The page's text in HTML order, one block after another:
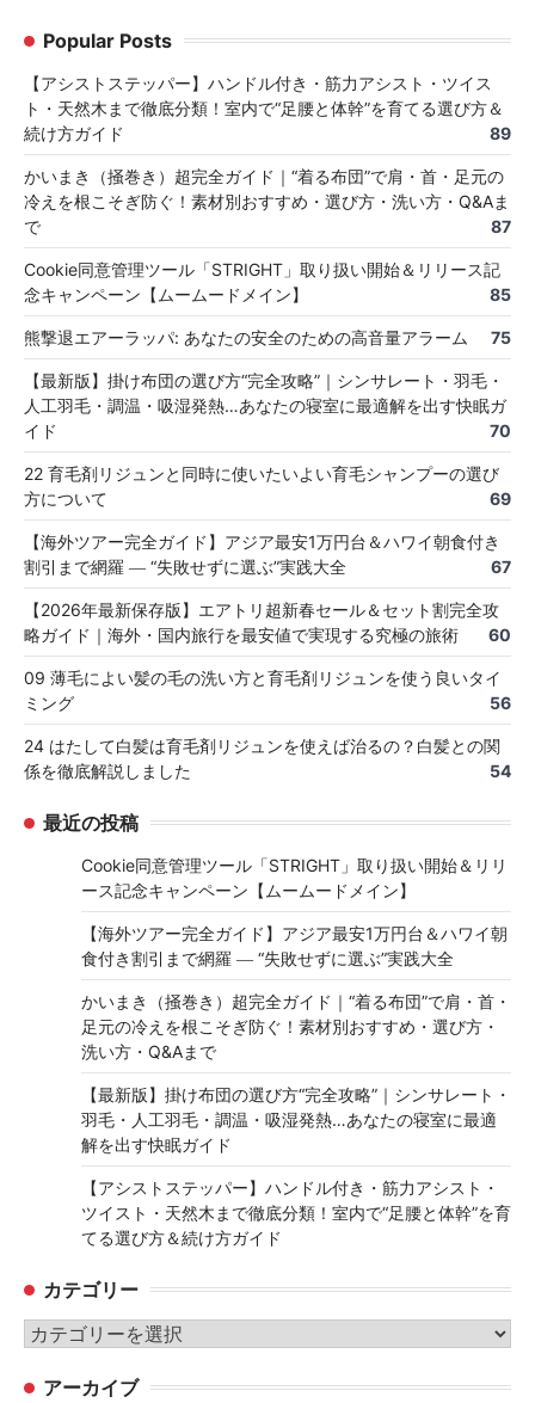
Popular Posts
【アシストステッパー】ハンドル付き・筋力アシスト・ツイス
ト・天然木まで徹底分類！室内で“足腰と体幹”を育てる選び方＆
続け方ガイド
89
かいまき（掻巻き）超完全ガイド｜“着る布団”で肩・首・足元の
冷えを根こそぎ防ぐ！素材別おすすめ・選び方・洗い方・Q&Aま
で
87
Cookie同意管理ツール「STRIGHT」取り扱い開始＆リリース記
念キャンペーン【ムームードメイン】
85
熊撃退エアーラッパ: あなたの安全のための高音量アラーム 75
【最新版】掛け布団の選び方“完全攻略”｜シンサレート・羽毛・
人工羽毛・調温・吸湿発熱…あなたの寝室に最適解を出す快眠ガ
イド
70
22 育毛剤リジュンと同時に使いたいよい育毛シャンプーの選び
方について
69
【海外ツアー完全ガイド】アジア最安1万円台＆ハワイ朝食付き
割引まで網羅 ― “失敗せずに選ぶ”実践大全
67
【2026年最新保存版】エアトリ超新春セール＆セット割完全攻
略ガイド｜海外・国内旅行を最安値で実現する究極の旅術
60
09 薄毛によい髪の毛の洗い方と育毛剤リジュンを使う良いタイ
ミング
56
24 はたして白髪は育毛剤リジュンを使えば治るの？白髪との関
係を徹底解説しました
54
最近の投稿
Cookie同意管理ツール「STRIGHT」取り扱い開始＆リリ
ース記念キャンペーン【ムームードメイン】
【海外ツアー完全ガイド】アジア最安1万円台＆ハワイ朝
食付き割引まで網羅 ― “失敗せずに選ぶ”実践大全
かいまき（掻巻き）超完全ガイド｜“着る布団”で肩・首・
足元の冷えを根こそぎ防ぐ！素材別おすすめ・選び方・
洗い方・Q&Aまで
【最新版】掛け布団の選び方“完全攻略”｜シンサレート・
羽毛・人工羽毛・調温・吸湿発熱…あなたの寝室に最適
解を出す快眠ガイド
【アシストステッパー】ハンドル付き・筋力アシスト・
ツイスト・天然木まで徹底分類！室内で“足腰と体幹”を育
てる選び方＆続け方ガイド
カテゴリー
カ
ゴ アーカイブ